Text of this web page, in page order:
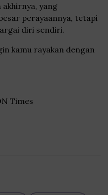
akhirnya, yang
perayaannya, tetapi
diri sendiri.
kamu rayakan dengan
Times